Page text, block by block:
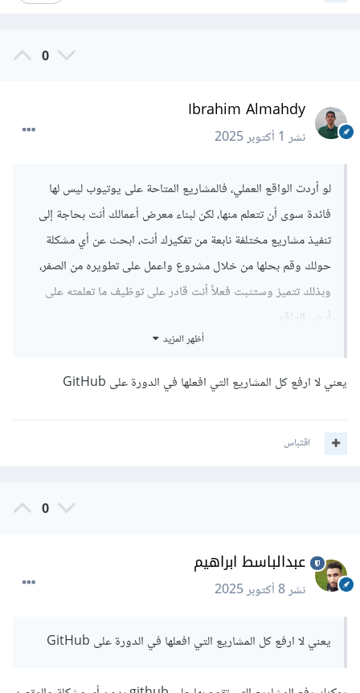
0
Ibrahim Almahdy
نشر1 أكتوبر 2025
لو أردت الواقع العملي، فالمشاريع المتاحة على يوتيوب ليس لها
فائدة سوى أن تتعلم منها، لكن لبناء معرض أعمالك أنت بحاجة إلى
تنفيذ مشاريع مختلفة نابعة من تفكيرك أنت، ابحث عن أي مشكلة
حولك وقم بحلها من خلال مشروع واعمل على تطويره من الصفر،
وبذلك تتميز وستثبت فعلاً أنت قادر على توظيف ما تعلمته على
أرض الواقع.
والشكل، هو أمر غير فعال، ستجد أنّ الغالب معرض أعمالهم متشابهة
أعمالك أي مثل المشاريع التي قمت بها بالدورة، لكن انتقي منها الجيد
أظهر المزيد
يعني لا ارفع كل المشاريع التي افعلها في الدورة على GitHub
اقتباس
0
عبدالباسط ابراهيم
نشر8 أكتوبر 2025
يعني لا ارفع كل المشاريع التي افعلها في الدورة على GitHub